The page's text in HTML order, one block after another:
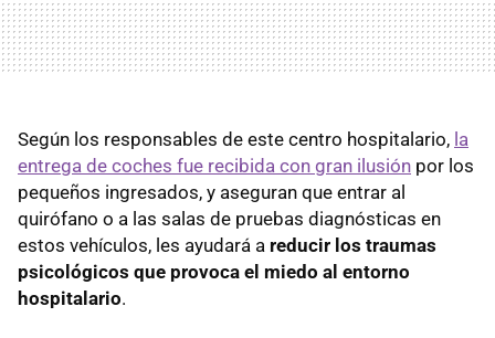
Según los responsables de este centro hospitalario, la
entrega de coches fue recibida con gran ilusión por los
pequeños ingresados, y aseguran que entrar al
quirófano o a las salas de pruebas diagnósticas en
estos vehículos, les ayudará a reducir los traumas
psicológicos que provoca el miedo al entorno
hospitalario.